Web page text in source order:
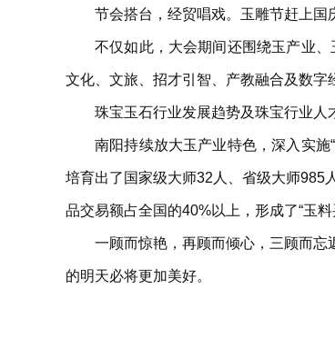
节会搭台，经贸唱戏。玉雕节赶上国
不仅如此，大会期间还围绕玉产业
文化、文旅、招才引智、产教融合及数字
珠宝玉石行业发展趋势及珠宝行业人
南阳持续放大玉产业特色，深入实
培育出了国家级大师32人、省级大师985
品交易额占全国的40%以上，形成了“玉
一顾而惊艳，再顾而倾心，三顾而
的明天必将更加美好。